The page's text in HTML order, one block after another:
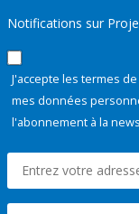
Notifications sur
J'accepte les termes de
mes données
l'abonnement à la